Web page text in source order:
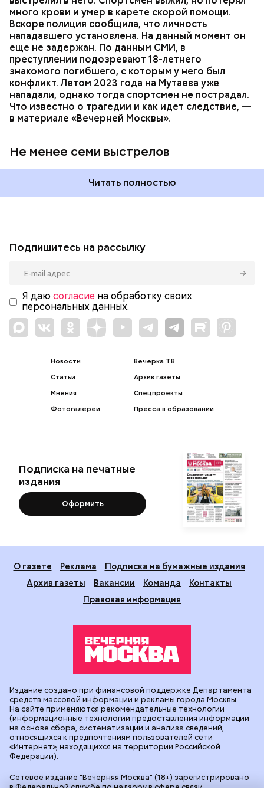
много крови и умер в карете скорой помощи.
Вскоре полиция сообщила, что личность
нападавшего установлена. На данный момент он
еще не задержан. По данным СМИ, в
преступлении подозревают 18-летнего
знакомого погибшего, с которым у него был
конфликт. Летом 2023 года на Мутаева уже
нападали, однако тогда спортсмен не пострадал.
Что известно о трагедии и как идет следствие, —
в материале «Вечерней Москвы».
Не менее семи выстрелов
Читать полностью
Подпишитесь на рассылку
Я даю согласие на обработку своих
персональных данных.
Новости
Статьи
Мнения
Фотогалереи
Вечерка ТВ
Архив газеты
Спецпроекты
Пресса в образовании
Подписка на печатные
издания
Оформить
О газете Реклама
Подписка на бумажные издания
Архив газеты
Вакансии Команда
Контакты
Правовая информация
Сетевое издание "Вечерняя Москва" (18+) зарегистрировано
в Федеральной службе по надзору в сфере связи,
Издание создано при финансовой поддержке Департамента
средств массовой информации и рекламы города Москвы.
На сайте применяются рекомендательные технологии
(информационные технологии предоставления информации
на основе сбора, систематизации и анализа сведений,
относящихся к предпочтениям пользователей сети
«Интернет», находящихся на территории Российской
Федерации).